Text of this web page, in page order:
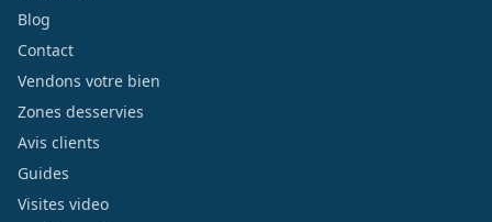
Blog
Contact
Vendons votre bien
Zones desservies
Avis clients
Guides
Visites video